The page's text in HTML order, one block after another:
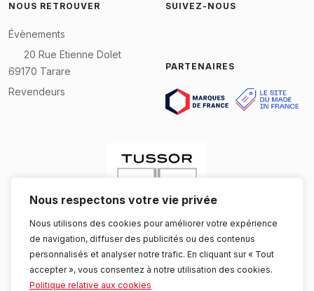
Nous respectons votre vie privée
Nous utilisons des cookies pour améliorer votre expérience
de navigation, diffuser des publicités ou des contenus
personnalisés et analyser notre trafic. En cliquant sur « Tout
accepter », vous consentez à notre utilisation des cookies.
Politique relative aux cookies
NOUS RETROUVER
Évènements
20 Rue Etienne Dolet
69170 Tarare
Revendeurs
SUIVEZ-NOUS
PARTENAIRES